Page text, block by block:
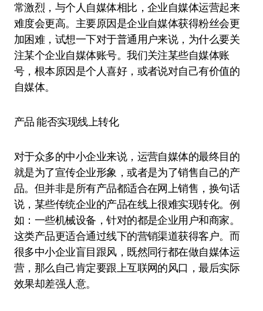
常激烈，与个人自媒体相比，企业自媒体运营起来
难度会更高。主要原因是企业自媒体获得粉丝会更
加困难，试想一下对于普通用户来说，为什么要关
注某个企业自媒体账号。我们关注某些自媒体账
号，根本原因是个人喜好，或者说对自己有价值的
自媒体。
产品 能否实现线上转化
对于众多的中小企业来说，运营自媒体的最终目的
就是为了宣传企业形象，或者是为了销售自己的产
品。但并非是所有产品都适合在网上销售，换句话
说，某些传统企业的产品在线上很难实现转化。例
如：一些机械设备，针对的都是企业用户和商家。
这类产品更适合通过线下的营销渠道获得客户。而
很多中小企业盲目跟风，既然同行都在做自媒体运
营，那么自己肯定要跟上互联网的风口，最后实际
效果却差强人意。